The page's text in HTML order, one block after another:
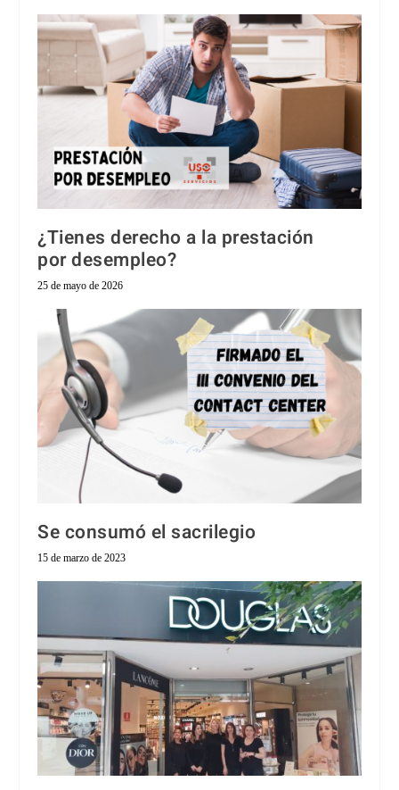
¿Tienes derecho a la prestación
por desempleo?
25 de mayo de 2026
Se consumó el sacrilegio
15 de marzo de 2023